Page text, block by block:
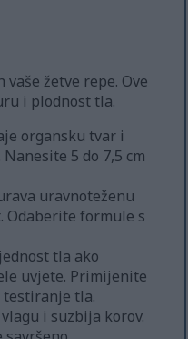
žetve repe. Ove
i plodnost tla.
organsku tvar i
5 do 7,5 cm
uravnoteženu
Odaberite formule s
tla ako
uvjete. Primijenite
testiranje tla.
i suzbija korov.